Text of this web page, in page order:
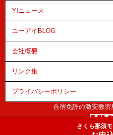
さくら那須
YIニュース
ユーアイBLOG
会社概要
リンク集
プライバシーポリシー
合宿免許の激安教習